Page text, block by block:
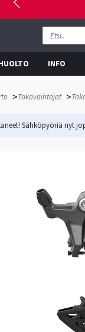
INFO
>Takavaihtajat >
Sähköpyöriä nyt